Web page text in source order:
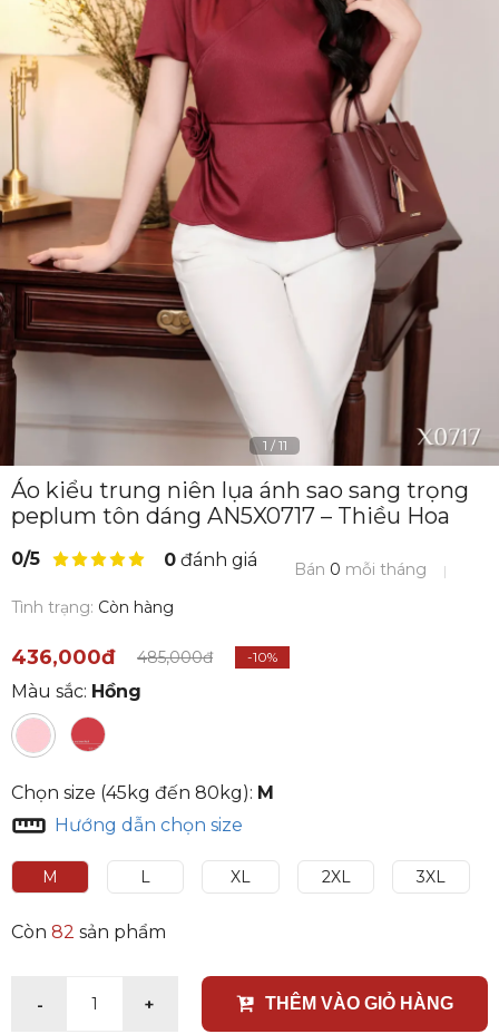
1 / 11
Áo kiểu trung niên lụa ánh sao sang trọng
peplum tôn dáng AN5X0717 – Thiều Hoa
0/5 0 đánh giá Bán 0 mỗi tháng
Tình trạng: Còn hàng
436,000đ 485,000đ -10%
Màu sắc: Hồng
Chọn size (45kg đến 80kg): M
Hướng dẫn chọn size
M L XL 2XL 3XL
Còn 82 sản phẩm
- 1 + THÊM VÀO GIỎ HÀNG